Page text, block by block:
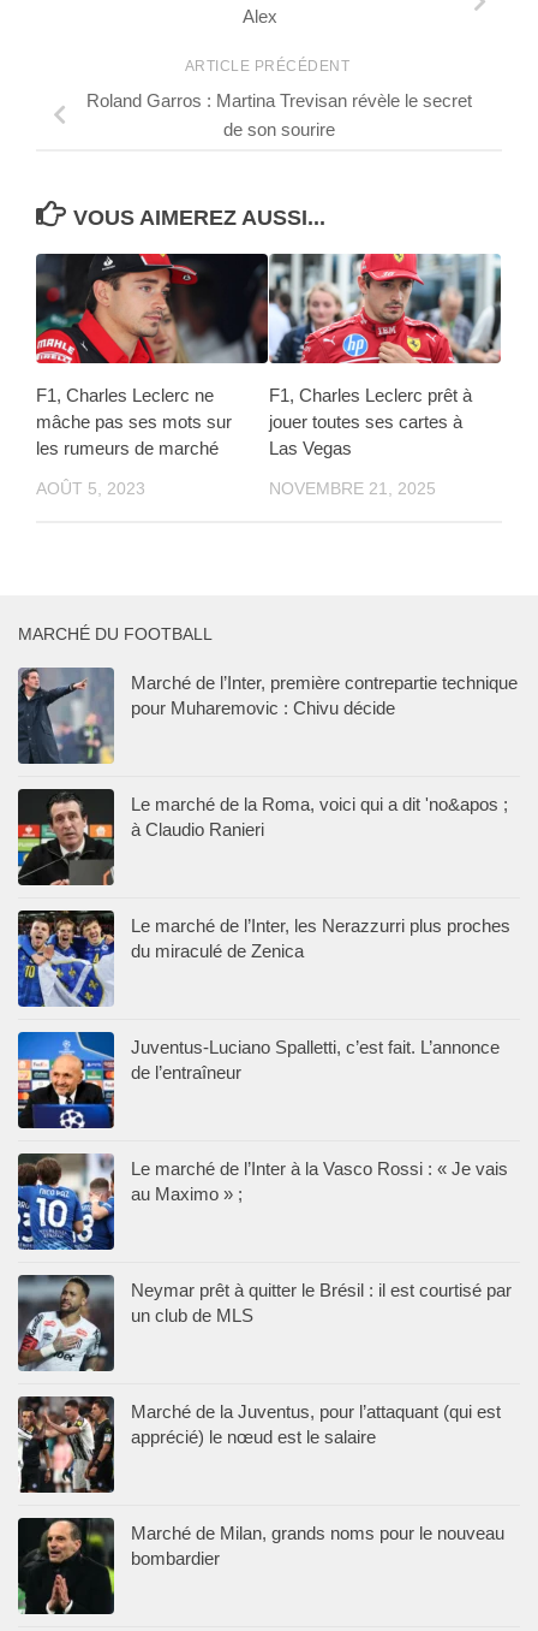
Alex
ARTICLE PRÉCÉDENT
Roland Garros : Martina Trevisan révèle le secret
de son sourire
VOUS AIMEREZ AUSSI...
F1, Charles Leclerc ne
mâche pas ses mots sur
les rumeurs de marché
AOÛT 5, 2023
F1, Charles Leclerc prêt à
jouer toutes ses cartes à
Las Vegas
NOVEMBRE 21, 2025
MARCHÉ DU FOOTBALL
Marché de l’Inter, première contrepartie technique
pour Muharemovic : Chivu décide
Le marché de la Roma, voici qui a dit 'no&apos ;
à Claudio Ranieri
Le marché de l’Inter, les Nerazzurri plus proches
du miraculé de Zenica
Juventus-Luciano Spalletti, c’est fait. L’annonce
de l’entraîneur
Le marché de l’Inter à la Vasco Rossi : « Je vais
au Maximo » ;
Neymar prêt à quitter le Brésil : il est courtisé par
un club de MLS
Marché de la Juventus, pour l’attaquant (qui est
apprécié) le nœud est le salaire
Marché de Milan, grands noms pour le nouveau
bombardier